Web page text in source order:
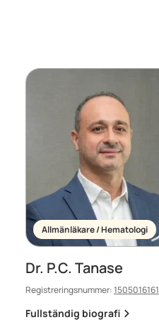
Allmänläkare / Hematologi
Dr. P.C. Tanase
Registreringsnummer:1505016161
Fullständig biografi